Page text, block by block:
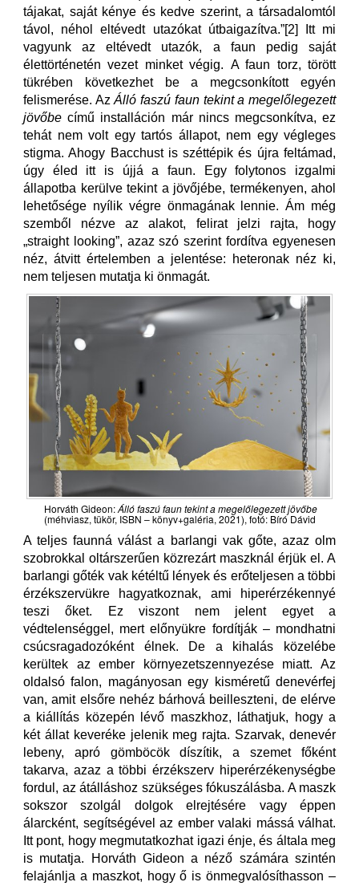
tájakat, saját kénye és kedve szerint, a társadalomtól
távol, néhol eltévedt utazókat útbaigazítva.”[2] Itt mi
vagyunk az eltévedt utazók, a faun pedig saját
élettörténetén vezet minket végig. A faun torz, törött
tükrében következhet be a megcsonkított egyén
felismerése. AzÁlló faszú faun tekint a megelőlegezett
jövőbecímű installáción már nincs megcsonkítva, ez
tehát nem volt egy tartós állapot, nem egy végleges
stigma. Ahogy Bacchust is széttépik és újra feltámad,
úgy éled itt is újjá a faun. Egy folytonos izgalmi
állapotba kerülve tekint a jövőjébe, termékenyen, ahol
lehetősége nyílik végre önmagának lennie. Ám még
szemből nézve az alakot, felirat jelzi rajta, hogy
„straight looking”, azaz szó szerint fordítva egyenesen
néz, átvitt értelemben a jelentése: heteronak néz ki,
nem teljesen mutatja ki önmagát.
Horváth Gideon:Álló faszú faun tekint a megelőlegezett jövőbe
(méhviasz, tükör, ISBN – könyv+galéria, 2021), fotó: Bíró Dávid
A teljes faunná válást a barlangi vak gőte, azaz olm
szobrokkal oltárszerűen közrezárt maszknál érjük el. A
barlangi gőték vak kétéltű lények és erőteljesen a többi
érzékszervükre hagyatkoznak, ami hiperérzékennyé
teszi őket. Ez viszont nem jelent egyet a
védtelenséggel, mert előnyükre fordítják – mondhatni
csúcsragadozóként élnek. De a kihalás közelébe
kerültek az ember környezetszennyezése miatt. Az
oldalsó falon, magányosan egy kisméretű denevérfej
van, amit elsőre nehéz bárhová beilleszteni, de elérve
a kiállítás közepén lévő maszkhoz, láthatjuk, hogy a
két állat keveréke jelenik meg rajta. Szarvak, denevér
lebeny, apró gömböcök díszítik, a szemet főként
takarva, azaz a többi érzékszerv hiperérzékenységbe
fordul, az átálláshoz szükséges fókuszálásba. A maszk
sokszor szolgál dolgok elrejtésére vagy éppen
álarcként, segítségével az ember valaki mássá válhat.
Itt pont, hogy megmutatkozhat igazi énje, és általa meg
is mutatja. Horváth Gideon a néző számára szintén
felajánlja a maszkot, hogy ő is önmegvalósíthasson –